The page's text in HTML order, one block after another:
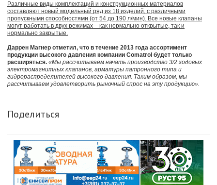
Различные виды комплектаций и конструкционных материалов
составляют новый модельный ряд из 18 изделий, с различными
пропускными способностями (от 54 до 190 л/мин). Все новые клапаны
могут работать в двух режимах – как нормально открытые, так и
нормально закрытые.
Даррен Магнер отметил, что в течение 2013 года ассортимент
продукции высокого давления компании Comatrol будет только
расширяться. «Мы рассчитываем начать производство 3/2 ходовых
электромагнитных клапанов, арматуры патронного типа и
гидрораспределителей высокого давления. Таким образом, мы
рассчитываем удовлетворить рыночный спрос на эту продукцию».
Поделиться